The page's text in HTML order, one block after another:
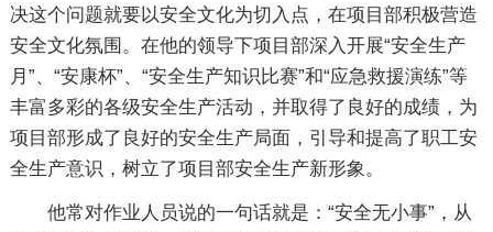
决这个问题就要以安全文化为切入点，在项目部积极营造
安全文化氛围。在他的领导下项目部深入开展“安全生产
月”、“安康杯”、“安全生产知识比赛”和“应急救援演练”等
丰富多彩的各级安全生产活动，并取得了良好的成绩，为
项目部形成了良好的安全生产局面，引导和提高了职工安
全生产意识，树立了项目部安全生产新形象。
他常对作业人员说的一句话就是：“安全无小事”，从